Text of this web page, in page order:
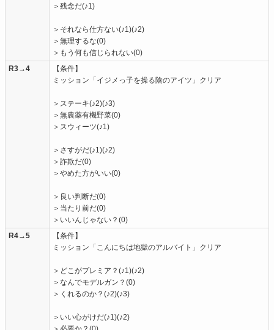
＞残念だ(♪1)
＞それなら仕方ない(♪1)(♪2)
＞無理するな(0)
＞もう何も信じられない(0)
R3→4
【条件】
ミッション「イジメっ子を操る陰のアイツ」クリア
＞ステーキ(♪2)(♪3)
＞無農薬有機野菜(0)
＞スウィーツ(♪1)
＞さすがだ(♪1)(♪2)
＞詐欺だ(0)
＞やめた方がいい(0)
＞良い判断だ(0)
＞当たり前だ(0)
＞いいんじゃない？(0)
R4→5
【条件】
ミッション「こんにちは地獄のアルバイト」クリア
＞どこがプレミア？(♪1)(♪2)
＞なんでモデルガン？(0)
＞くれるのか？(♪2)(♪3)
＞いい心がけだ(♪1)(♪2)